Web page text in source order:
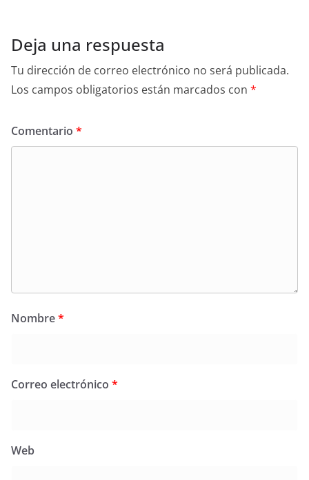
Deja una respuesta
Tu dirección de correo electrónico no será publicada.
Los campos obligatorios están marcados con *
Comentario *
Nombre*
Correo electrónico *
Web